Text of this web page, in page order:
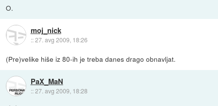
O.
moj_nick
::27. avg 2009, 18:26
(Pre)velike hiše iz 80-ih je treba danes drago obnavljat.
PaX_MaN
::27. avg 2009, 18:28